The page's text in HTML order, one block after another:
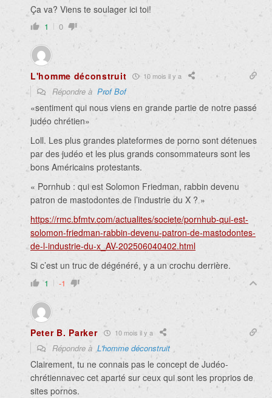
Ça va? Viens te soulager ici toi!
1 0
L'homme déconstruit 10 mois il y a
Répondre à Prof Bof
«sentiment qui nous viens en grande partie de notre passé
judéo chrétien»
Loll. Les plus grandes plateformes de porno sont détenues
par des judéo et les plus grands consommateurs sont les
bons Américains protestants.
« Pornhub : qui est Solomon Friedman, rabbin devenu
patron de mastodontes de l’industrie du X ? »
https://rmc.bfmtv.com/actualites/societe/pornhub-qui-est-
solomon-friedman-rabbin-devenu-patron-de-mastodontes-
de-l-industrie-du-x_AV-202506040402.html
Si c’est un truc de dégénéré, y a un crochu derrière.
1 -1
Peter B. Parker 10 mois il y a
Répondre à L'homme déconstruit
Clairement, tu ne connais pas le concept de Judéo-
chrétiennavec cet aparté sur ceux qui sont les proprios de
sites pornos.